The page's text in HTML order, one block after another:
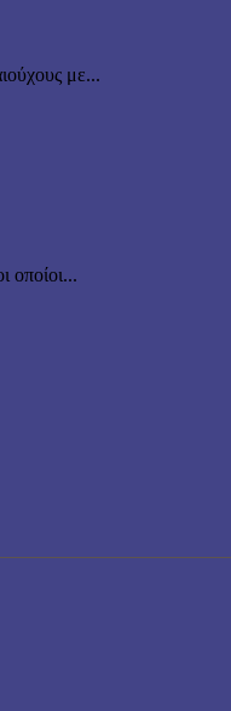
με...
οποίοι...